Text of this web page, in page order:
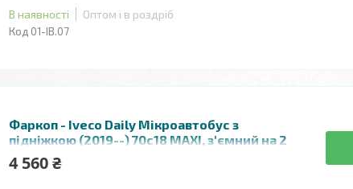
В наявності Оптом і в роздріб
01-ІВ.07
Фаркоп - Iveco Daily Мікроавтобус з
підніжкою (2019--) 70с18 MAXI, з'ємний на 2
болтах на пластині
4 560 ₴